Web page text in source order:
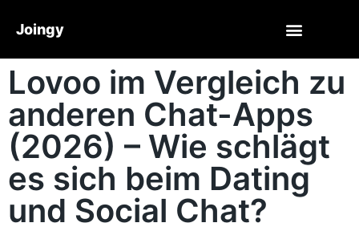
Joingy
Lovoo im Vergleich zu
anderen Chat-Apps
(2026) – Wie schlägt
es sich beim Dating
und Social Chat?